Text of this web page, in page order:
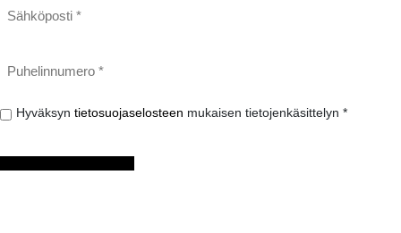
Hyväksyn
tietojenkäsittelyn*
Hyväksyn tietosuojaselosteen mukaisen tietojenkäsittelyn *